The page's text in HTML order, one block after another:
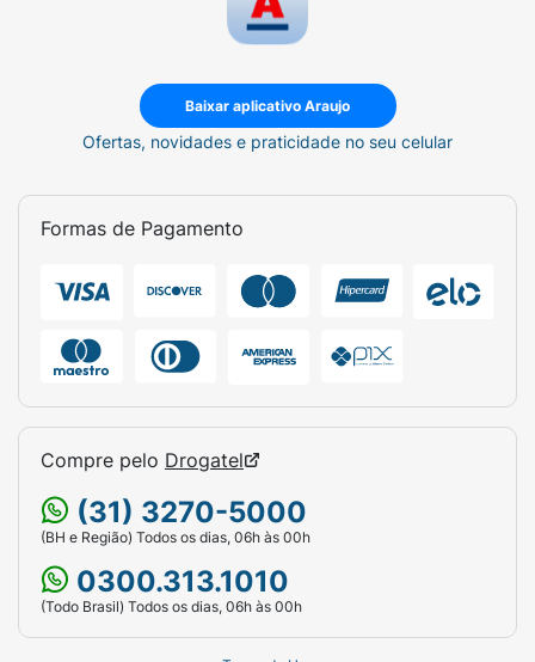
Baixar aplicativo Araujo
Ofertas, novidades e praticidade no seu celular
Formas de Pagamento
Compre pelo Drogatel
(31) 3270-5000
(BH e Região) Todos os dias, 06h às 00h
0300.313.1010
(Todo Brasil) Todos os dias, 06h às 00h